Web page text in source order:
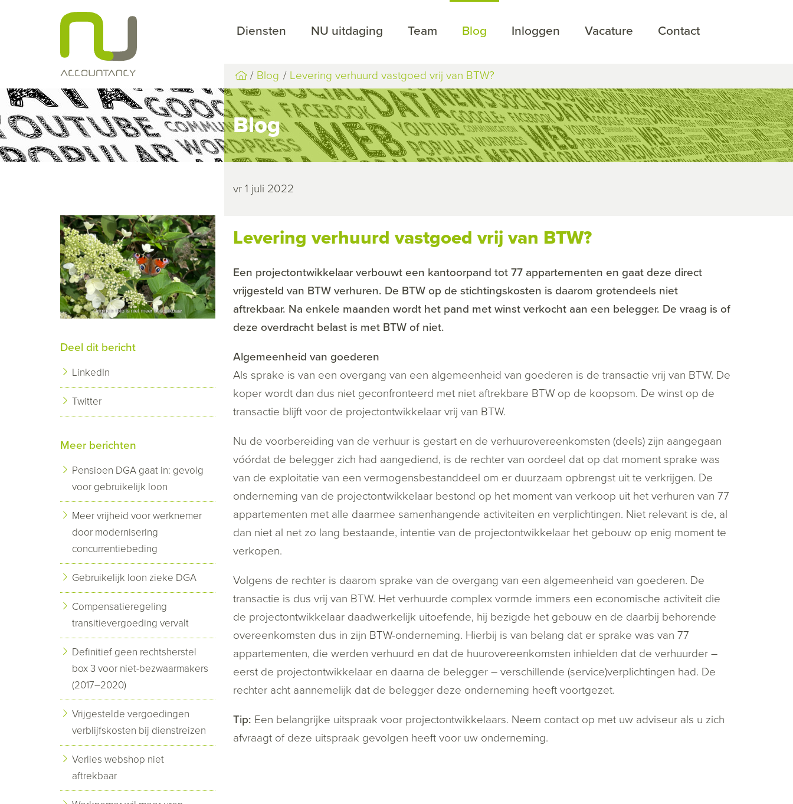
Diensten NU uitdaging Team Blog Inloggen Vacature Contact
Blog Levering verhuurd vastgoed vrij van BTW?
Blog
vr 1 juli 2022
Levering verhuurd vastgoed vrij van BTW?
Een projectontwikkelaar verbouwt een kantoorpand tot 77 appartementen en gaat deze direct
vrijgesteld van BTW verhuren. De BTW op de stichtingskosten is daarom grotendeels niet
aftrekbaar. Na enkele maanden wordt het pand met winst verkocht aan een belegger. De vraag is of
deze overdracht belast is met BTW of niet.
Algemeenheid van goederen
Als sprake is van een overgang van een algemeenheid van goederen is de transactie vrij van BTW. De
koper wordt dan dus niet geconfronteerd met niet aftrekbare BTW op de koopsom. De winst op de
transactie blijft voor de projectontwikkelaar vrij van BTW.
Nu de voorbereiding van de verhuur is gestart en de verhuurovereenkomsten (deels) zijn aangegaan
vóórdat de belegger zich had aangediend, is de rechter van oordeel dat op dat moment sprake was
van de exploitatie van een vermogensbestanddeel om er duurzaam opbrengst uit te verkrijgen. De
onderneming van de projectontwikkelaar bestond op het moment van verkoop uit het verhuren van 77
appartementen met alle daarmee samenhangende activiteiten en verplichtingen. Niet relevant is de, al
dan niet al net zo lang bestaande, intentie van de projectontwikkelaar het gebouw op enig moment te
verkopen.
Volgens de rechter is daarom sprake van de overgang van een algemeenheid van goederen. De
transactie is dus vrij van BTW. Het verhuurde complex vormde immers een economische activiteit die
de projectontwikkelaar daadwerkelijk uitoefende, hij bezigde het gebouw en de daarbij behorende
overeenkomsten dus in zijn BTW-onderneming. Hierbij is van belang dat er sprake was van 77
appartementen, die werden verhuurd en dat de huurovereenkomsten inhielden dat de verhuurder –
eerst de projectontwikkelaar en daarna de belegger – verschillende (service)verplichtingen had. De
rechter acht aannemelijk dat de belegger deze onderneming heeft voortgezet.
Tip: Een belangrijke uitspraak voor projectontwikkelaars. Neem contact op met uw adviseur als u zich
afvraagt of deze uitspraak gevolgen heeft voor uw onderneming.
Deel dit bericht
LinkedIn
Twitter
Meer berichten
Pensioen DGA gaat in: gevolg
voor gebruikelijk loon
Meer vrijheid voor werknemer
door modernisering
concurrentiebeding
Gebruikelijk loon zieke DGA
Compensatieregeling
transitievergoeding vervalt
Definitief geen rechtsherstel
box 3 voor niet-bezwaarmakers
(2017–2020)
Vrijgestelde vergoedingen
verblijfskosten bij dienstreizen
Verlies webshop niet
aftrekbaar